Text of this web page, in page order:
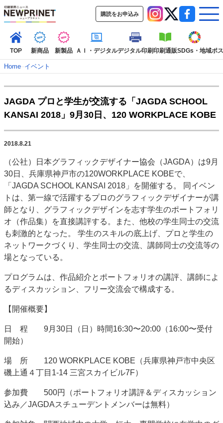
購読をお申込み
TOP 新商品 新製品 ＡＩ・デジタルデジタル印刷印刷通販SDGs・地域ポ
特集記事
インタビュー
コレクション
SDGs・地域
ポストプレス ビジネス イベント 信用情報
市場・統計
人事・移転・異動・訃報
特集記事カテゴリー一覧
2022 見える化・MIS特集
特集・デジタル印刷 アイデアで勝負！ ～多様なビジネス・多彩な商材～
JAPAN PACK 2023 特集
中古印刷機・製本機特集
2022 検査・校正特集
特集・デジタル印刷 ～ 新成長軌道を描く
案内
会社案内
購読・購入申し込み
サイトポリシー
お問い合わせ
Home–イベント
JAGDA プロと学生が交流する「JAGDA SCHOOL
KANSAI 2018」9月30日、120 WORKPLACE KOBE
2018.8.21
（公社）日本グラフィックデザイナー協会（JAGDA）は9月
30日、兵庫県神戸市の120WORKPLACE KOBEで、
「JAGDA SCHOOL KANSAI 2018」を開催する。 同イベン
トは、第一線で活躍するプロのグラフィックデザイナーが講
師となり、グラフィックデザインを志す学生のポートフォリ
オ（作品集）を直接講評する。また、他校の学生同士の交流
も刺激的となった。 学生のスキルの底上げ、プロと学生の
ネットワークづくり、学生同士の交流、講師同士の交流等の
場となっている。
プログラムは、作品紹介とポートフォリオの講評、講師によ
るディスカッション、フリー交流会で構成する。
【開催概要】
日 程 9月30日（日） 時間16:30〜20:00（16:00〜受付
開始）
場
所 120 WORKPLACE KOBE（兵庫県神戸市中央区
磯上通４丁目1-14 三宮スカイビル7F）
参加費 500円（ポートフォリオ講評＆ディスカッション
込み／JAGDAスチューデントメンバーは無料）